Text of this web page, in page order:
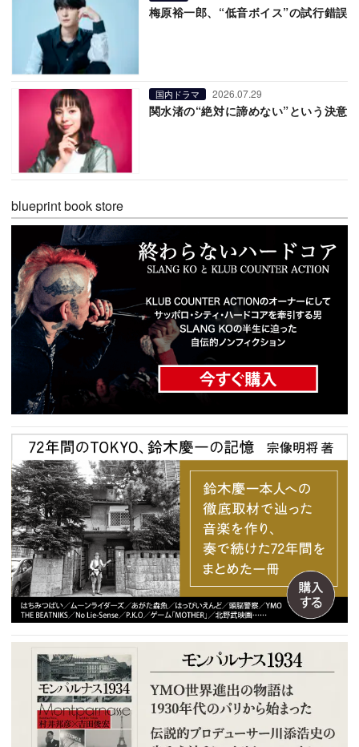
梅原裕一郎、“低音ボイス”の試行錯誤
国内ドラマ 2026.07.29
関水渚の“絶対に諦めない”という決意
blueprint book store